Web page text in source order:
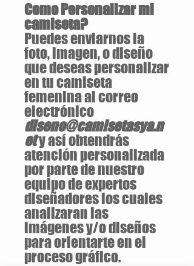
Como Personalizar mi
camiseta?
Puedes enviarnos la
foto, imagen, o diseño
que deseas personalizar
en tu camiseta
femenina al correo
electrónico
diseno@camisetasya.n
ety así obtendrás
atención personalizada
por parte de nuestro
equipo de expertos
diseñadores los cuales
analizaran las
imágenes y/o diseños
para orientarte en el
proceso gráfico.